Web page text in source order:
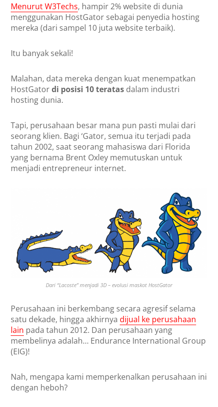
Menurut W3Techs, hampir 2% website di dunia
menggunakan HostGator sebagai penyedia hosting
mereka (dari sampel 10 juta website terbaik).
Itu banyak sekali!
Malahan, data mereka dengan kuat menempatkan
HostGatordi posisi 10 teratas dalam industri
hosting dunia.
Tapi, perusahaan besar mana pun pasti mulai dari
seorang klien. Bagi ‘Gator, semua itu terjadi pada
tahun 2002, saat seorang mahasiswa dari Florida
yang bernama Brent Oxley memutuskan untuk
menjadi entrepreneur internet.
Dari “Lacoste” menjadi 3D – evolusi maskot HostGator
Perusahaan ini berkembang secara agresif selama
satu dekade, hingga akhirnyadijual ke perusahaan
lain pada tahun 2012. Dan perusahaan yang
membelinya adalah… Endurance International Group
(EIG)!
Nah, mengapa kami memperkenalkan perusahaan ini
dengan heboh?